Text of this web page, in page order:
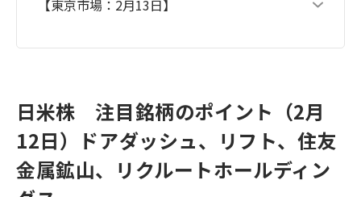
【東京市場：2月13日】
日米株 注目銘柄のポイント（2月
12日）ドアダッシュ、リフト、住友
金属鉱山、リクルートホールディン